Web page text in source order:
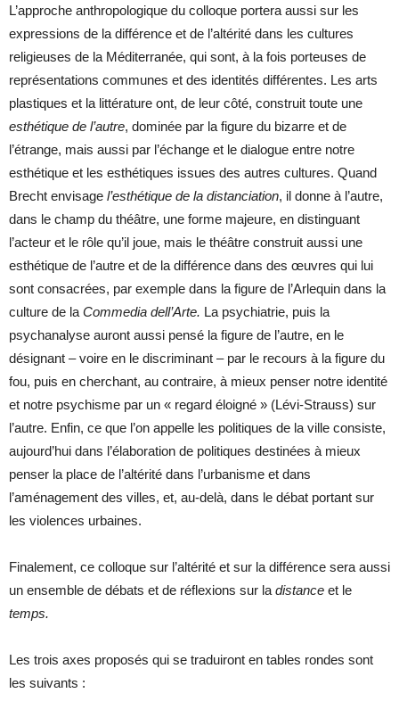
L’approche anthropologique du colloque portera aussi sur les
expressions de la différence et de l’altérité dans les cultures
religieuses de la Méditerranée, qui sont, à la fois porteuses de
représentations communes et des identités différentes. Les arts
plastiques et la littérature ont, de leur côté, construit toute une
esthétique de l’autre, dominée par la figure du bizarre et de
l’étrange, mais aussi par l’échange et le dialogue entre notre
esthétique et les esthétiques issues des autres cultures. Quand
Brecht envisage l’esthétique de la distanciation, il donne à l’autre,
dans le champ du théâtre, une forme majeure, en distinguant
l’acteur et le rôle qu’il joue, mais le théâtre construit aussi une
esthétique de l’autre et de la différence dans des œuvres qui lui
sont consacrées, par exemple dans la figure de l’Arlequin dans la
culture de la Commedia dell’Arte. La psychiatrie, puis la
psychanalyse auront aussi pensé la figure de l’autre, en le
désignant – voire en le discriminant – par le recours à la figure du
fou, puis en cherchant, au contraire, à mieux penser notre identité
et notre psychisme par un « regard éloigné » (Lévi-Strauss) sur
l’autre. Enfin, ce que l’on appelle les politiques de la ville consiste,
aujourd’hui dans l’élaboration de politiques destinées à mieux
penser la place de l’altérité dans l’urbanisme et dans
l’aménagement des villes, et, au-delà, dans le débat portant sur
les violences urbaines.
Finalement, ce colloque sur l’altérité et sur la différence sera aussi
un ensemble de débats et de réflexions sur la distance et le
temps.
Les trois axes proposés qui se traduiront en tables rondes sont
les suivants :